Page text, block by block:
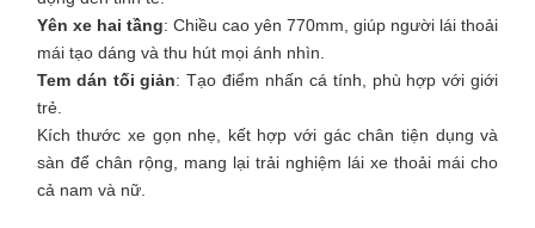
Yên xe hai tầng: Chiều cao yên 770mm, giúp người lái thoải
mái tạo dáng và thu hút mọi ánh nhìn.
Tem dán tối giản: Tạo điểm nhấn cá tính, phù hợp với giới
trẻ.
Kích thước xe gọn nhẹ, kết hợp với gác chân tiện dụng và
sàn để chân rộng, mang lại trải nghiệm lái xe thoải mái cho
cả nam và nữ.